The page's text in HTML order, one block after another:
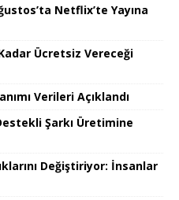
Netflix’te Yayına
Ücretsiz Vereceği
Verileri Açıklandı
Şarkı Üretimine
Değiştiriyor: İnsanlar